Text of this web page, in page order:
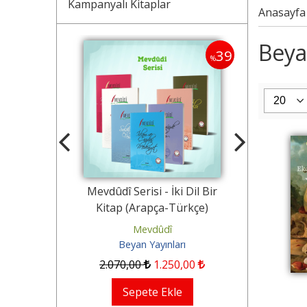
Kampanyalı Kitaplar
%39
Mevdûdî Serisi - İki Dil Bir
Kitap (Arapça-Türkçe)
Mevdûdî
Beyan Yayınları
2.070,00 1.250,00
Sepete Ekle
Seyyid
Kitap
1.000
Anasayfa